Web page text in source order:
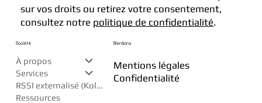
sur vos droits ou retirez votre consentement,
consultez notre politique de confidentialité.
Société
À propos
Services
RSSI externalisé (Kollègue)
Ressources
Mentions
Confidentialité
Mentions légales